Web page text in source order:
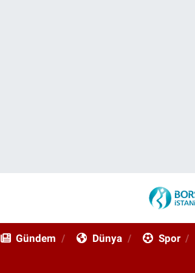
Gündem Dünya Spor